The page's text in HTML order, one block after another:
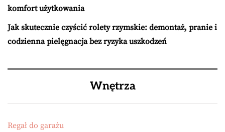
komfort użytkowania
Jak skutecznie czyścić rolety rzymskie: demontaż, pranie i
codzienna pielęgnacja bez ryzyka uszkodzeń
Wnętrza
Regał do garażu